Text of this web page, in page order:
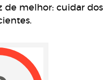
de melhor: cuidar dos